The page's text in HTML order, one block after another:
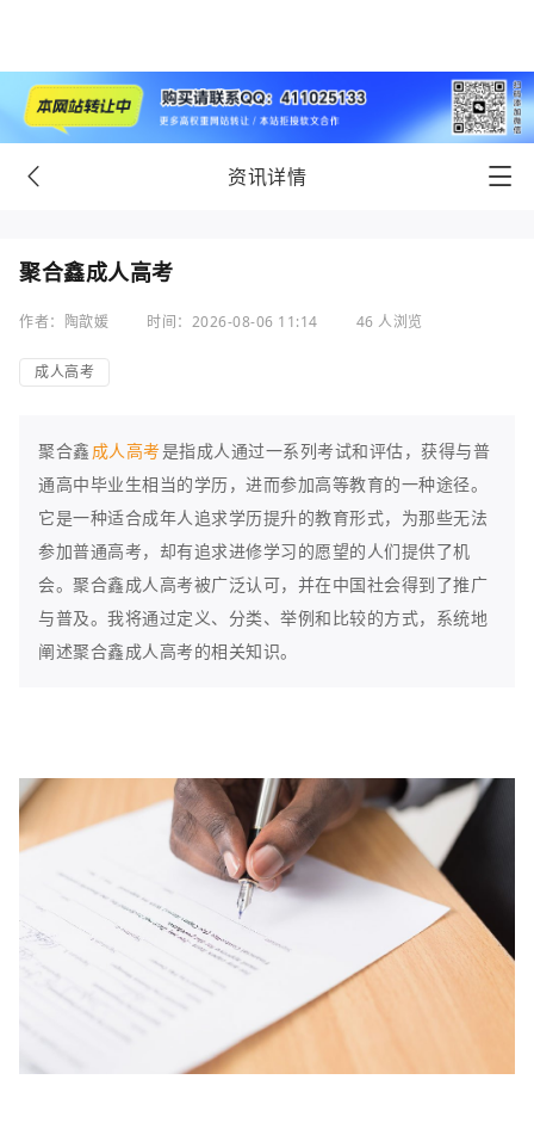
资讯详情
聚合鑫成人高考
作者：陶歆媛 时间：2026-08-06 11:14 46 人浏览
成人高考
聚合鑫 成人高考是指成人通过一系列考试和评估，获得与普
通高中毕业生相当的学历，进而参加高等教育的一种途径。
它是一种适合成年人追求学历提升的教育形式，为那些无法
参加普通高考，却有追求进修学习的愿望的人们提供了机
会。聚合鑫成人高考被广泛认可，并在中国社会得到了推广
与普及。我将通过定义、分类、举例和比较的方式，系统地
阐述聚合鑫成人高考的相关知识。